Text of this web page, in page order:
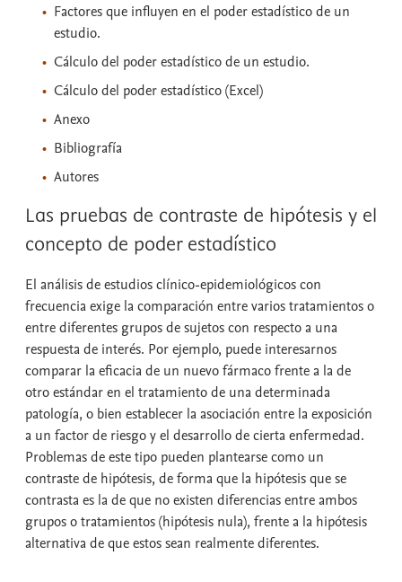
Factores que influyen en el poder estadístico de un
estudio.
Cálculo del poder estadístico de un estudio.
Cálculo del poder estadístico (Excel)
Anexo
Bibliografía
Autores
Las pruebas de contraste de hipótesis y el
concepto de poder estadístico
El análisis de estudios clínico-epidemiológicos con
frecuencia exige la comparación entre varios tratamientos o
entre diferentes grupos de sujetos con respecto a una
respuesta de interés. Por ejemplo, puede interesarnos
comparar la eficacia de un nuevo fármaco frente a la de
otro estándar en el tratamiento de una determinada
patología, o bien establecer la asociación entre la exposición
a un factor de riesgo y el desarrollo de cierta enfermedad.
Problemas de este tipo pueden plantearse como un
contraste de hipótesis, de forma que la hipótesis que se
contrasta es la de que no existen diferencias entre ambos
grupos o tratamientos (hipótesis nula), frente a la hipótesis
alternativade que estos sean realmente diferentes.